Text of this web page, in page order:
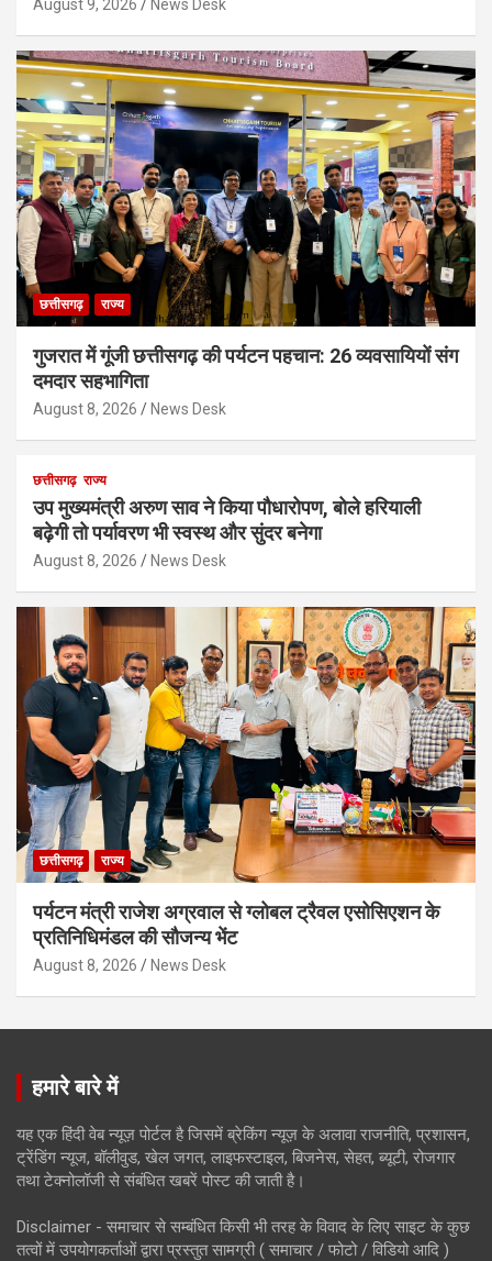
August 9, 2026 News Desk
छत्तीसगढ़ राज्य
गुजरात में गूंजी छत्तीसगढ़ की पर्यटन पहचान: 26 व्यवसायियों संग
दमदार सहभागिता
August 8, 2026 News Desk
छत्तीसगढ़ राज्य
उप मुख्यमंत्री अरुण साव ने किया पौधारोपण, बोले हरियाली
बढ़ेगी तो पर्यावरण भी स्वस्थ और सुंदर बनेगा
August 8, 2026 News Desk
छत्तीसगढ़ राज्य
पर्यटन मंत्री राजेश अग्रवाल से ग्लोबल ट्रैवल एसोसिएशन के
प्रतिनिधिमंडल की सौजन्य भेंट
August 8, 2026 News Desk
हमारे बारे में
यह एक हिंदी वेब न्यूज़ पोर्टल है जिसमें ब्रेकिंग न्यूज़ के अलावा राजनीति, प्रशासन,
ट्रेंडिंग न्यूज, बॉलीवुड, खेल जगत, लाइफस्टाइल, बिजनेस, सेहत, ब्यूटी, रोजगार
तथा टेक्नोलॉजी से संबंधित खबरें पोस्ट की जाती है।
Disclaimer - समाचार से सम्बंधित किसी भी तरह के विवाद के लिए साइट के कुछ
तत्वों में उपयोगकर्ताओं द्वारा प्रस्तुत सामग्री ( समाचार / फोटो / विडियो आदि )